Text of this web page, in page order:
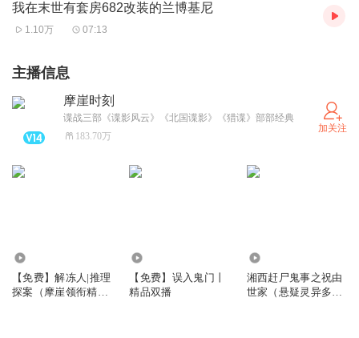
我在末世有套房682改装的兰博基尼
1.10万 07:13
主播信息
摩崖时刻
谍战三部《谍影风云》《北国谍影》《猎谍》部部经典
183.70万
加关注
【免费】解冻人|推理
探案（摩崖领衔精品
【免费】误入鬼门丨
精品双播
湘西赶尸鬼事之祝由
世家（悬疑灵异多人